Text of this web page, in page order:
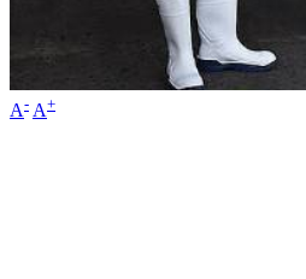
A- A+